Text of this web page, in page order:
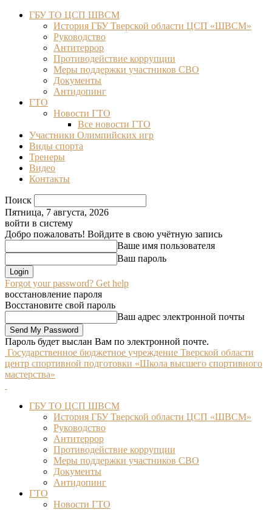
ГБУ ТО ЦСП ШВСМ
История ГБУ Тверской области ЦСП «ШВСМ»
Руководство
Антитеррор
Противодействие коррупции
Меры поддержки участников СВО
Документы
Антидопинг
ГТО
Новости ГТО
Все новости ГТО
Участники Олимпийских игр
Виды спорта
Тренеры
Видео
Контакты
Поиск
Пятница, 7 августа, 2026
войти в систему
Добро пожаловать! Войдите в свою учётную запись
Ваше имя пользователя
Ваш пароль
Forgot your password? Get help
восстановление пароля
Восстановите свой пароль
Ваш адрес электронной почты
Пароль будет выслан Вам по электронной почте.
Государственное бюджетное учреждение Тверской области
центр спортивной подготовки «Школа высшего спортивного
мастерства»
ГБУ ТО ЦСП ШВСМ
История ГБУ Тверской области ЦСП «ШВСМ»
Руководство
Антитеррор
Противодействие коррупции
Меры поддержки участников СВО
Документы
Антидопинг
ГТО
Новости ГТО